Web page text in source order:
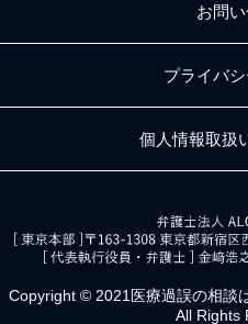
お問
プライバ
個人情報取扱
Copyright © 2021医療過誤の相談
All Rights